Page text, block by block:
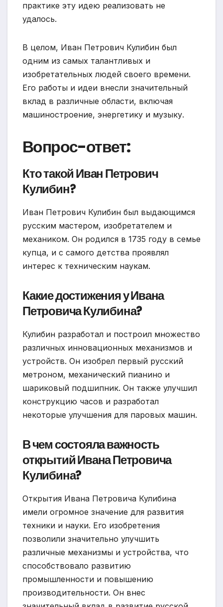
практике эту идею реализовать не
удалось.
В целом, Иван Петрович Кулибин был
одним из самых талантливых и
изобретательных людей своего времени.
Его работы и идеи внесли значительный
вклад в различные области, включая
машиностроение, энергетику и музыку.
Вопрос-ответ:
Кто такой Иван Петрович
Кулибин?
Иван Петрович Кулибин был выдающимся
русским мастером, изобретателем и
механиком. Он родился в 1735 году в семье
купца, и с самого детства проявлял
интерес к техническим наукам.
Какие достижения у Ивана
Петровича Кулибина?
Кулибин разработал и построил множество
различных инновационных механизмов и
устройств. Он изобрел первый русский
метроном, механический пианино и
шариковый подшипник. Он также улучшил
конструкцию часов и разработал
некоторые улучшения для паровых машин.
В чем состояла важность
открытий Ивана Петровича
Кулибина?
Открытия Ивана Петровича Кулибина
имели огромное значение для развития
техники и науки. Его изобретения
позволили значительно улучшить
различные механизмы и устройства, что
способствовало развитию
промышленности и повышению
производительности. Он внес